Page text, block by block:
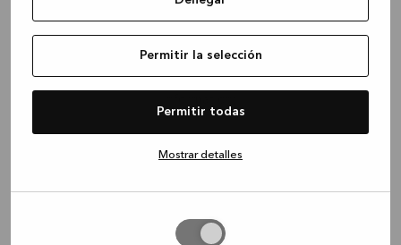
Permitir la selección
Permitir todas
Mostrar detalles
Application error: a client-side exception has occurred
loadingwww.kvik.es (see the browser console for more